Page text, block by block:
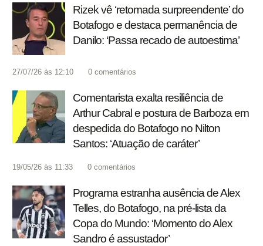
Rizek vê ‘retomada surpreendente’ do
Botafogo e destaca permanência de
Danilo: ‘Passa recado de autoestima’
27/07/26 às 12:10 0 comentários
Comentarista exalta resiliência de
Arthur Cabral e postura de Barboza em
despedida do Botafogo no Nilton
Santos: ‘Atuação de caráter’
19/05/26 às 11:33 0 comentários
Programa estranha ausência de Alex
Telles, do Botafogo, na pré-lista da
Copa do Mundo: ‘Momento do Alex
Sandro é assustador’